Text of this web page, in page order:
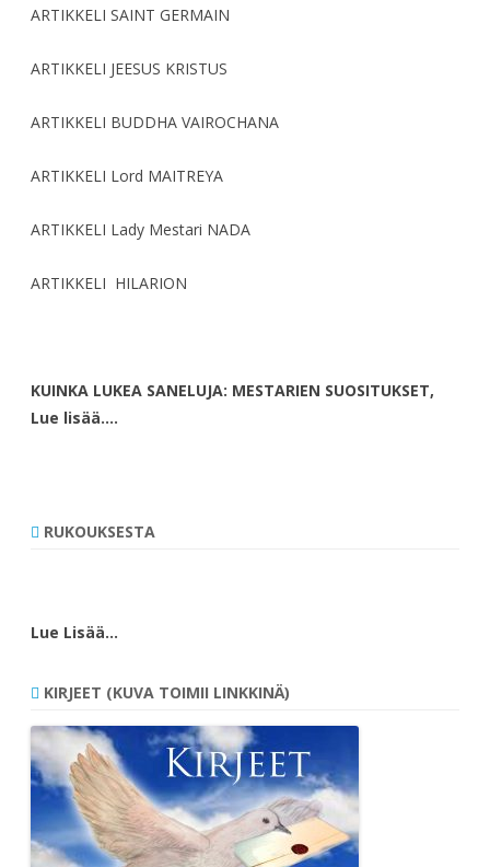
ARTIKKELI SAINT GERMAIN
ARTIKKELI JEESUS KRISTUS
ARTIKKELI BUDDHA VAIROCHANA
ARTIKKELI Lord MAITREYA
ARTIKKELI Lady Mestari NADA
ARTIKKELI HILARION
KUINKA LUKEA SANELUJA: MESTARIEN SUOSITUKSET,
Lue lisää….
RUKOUKSESTA
Lue Lisää…
KIRJEET (KUVA TOIMII LINKKINÄ)